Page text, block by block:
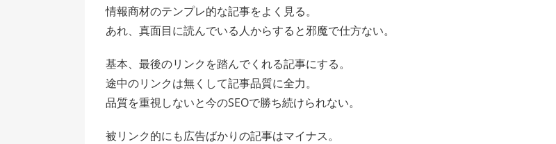
情報商材のテンプレ的な記事をよく見る。
あれ、真面目に読んでいる人からすると邪魔で仕方ない。
基本、最後のリンクを踏んでくれる記事にする。
途中のリンクは無くして記事品質に全力。
品質を重視しないと今のSEOで勝ち続けられない。
被リンク的にも広告ばかりの記事はマイナス。